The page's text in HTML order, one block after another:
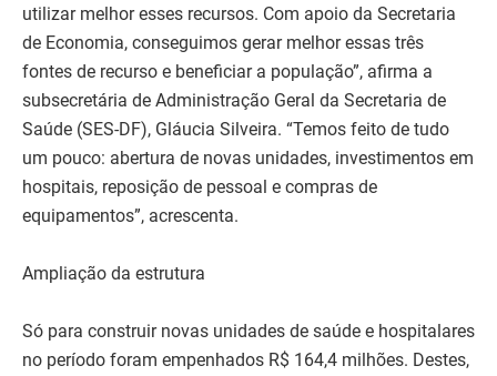
utilizar melhor esses recursos. Com apoio da Secretaria
de Economia, conseguimos gerar melhor essas três
fontes de recurso e beneficiar a população”, afirma a
subsecretária de Administração Geral da Secretaria de
Saúde (SES-DF), Gláucia Silveira. “Temos feito de tudo
um pouco: abertura de novas unidades, investimentos em
hospitais, reposição de pessoal e compras de
equipamentos”, acrescenta.
Ampliação da estrutura
Só para construir novas unidades de saúde e hospitalares
no período foram empenhados R$ 164,4 milhões. Destes,